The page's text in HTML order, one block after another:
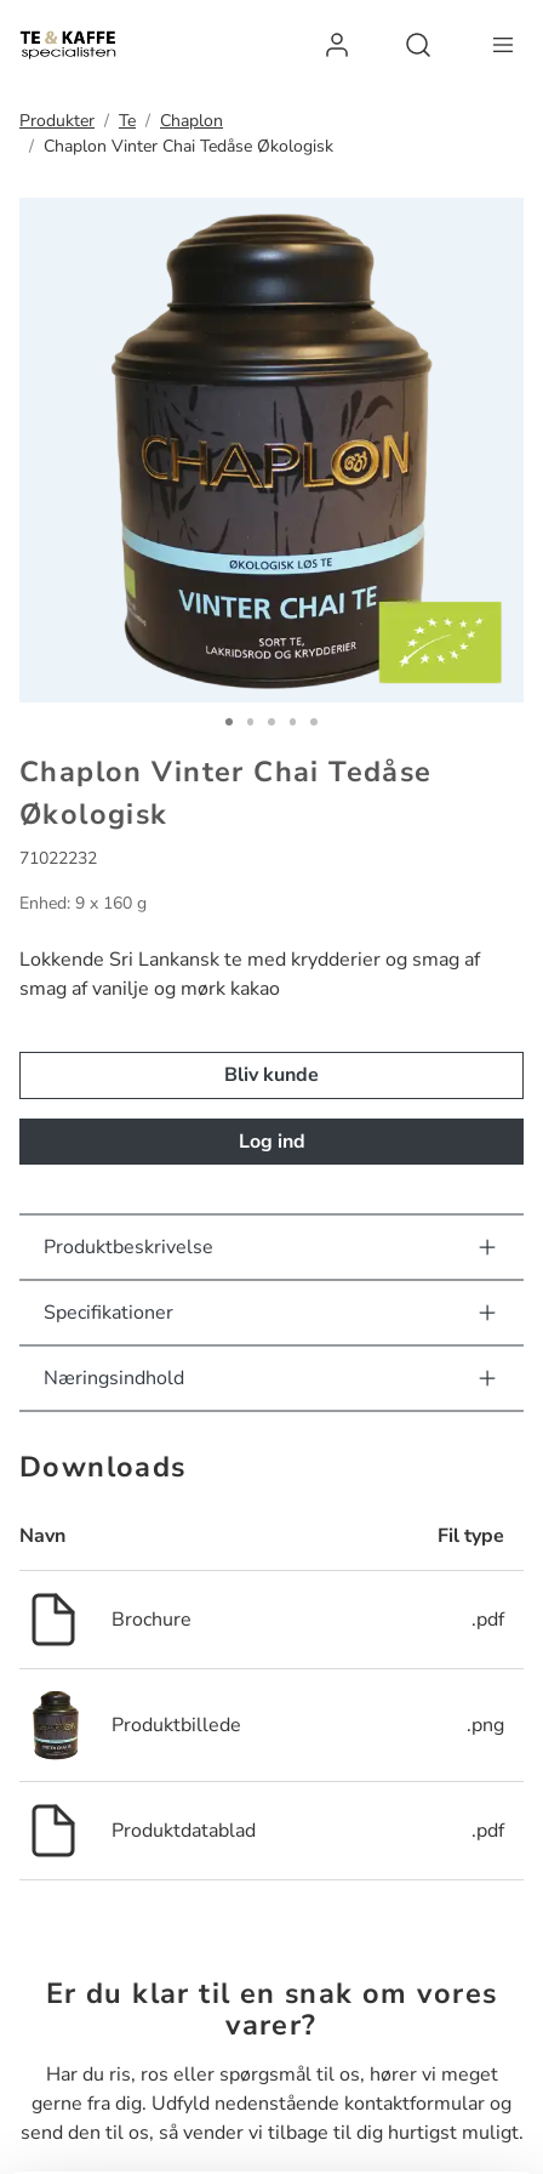
Log ind
Produkter Te
Chaplon
Chaplon Vinter Chai Tedåse Økologisk
Chaplon Vinter Chai Tedåse
Økologisk
71022232
Enhed: 9 x 160 g
Lokkende Sri Lankansk te med krydderier og smag af
smag af vanilje og mørk kakao
Bliv kunde
Log ind
Produktbeskrivelse
Specifikationer
Næringsindhold
Downloads
Navn Fil type
Brochure .pdf
Produktbillede .png
Produktdatablad .pdf
Er du klar til en snak om vores
varer?
Har du ris, ros eller spørgsmål til os, hører vi meget
gerne fra dig. Udfyld nedenstående kontaktformular og
send den til os, så vender vi tilbage til dig hurtigst muligt.